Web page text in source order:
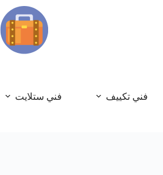
فني تكييف فني ستلايت